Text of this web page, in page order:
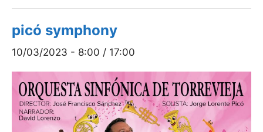
picó symphony
10/03/2023 - 8:00 / 17:00